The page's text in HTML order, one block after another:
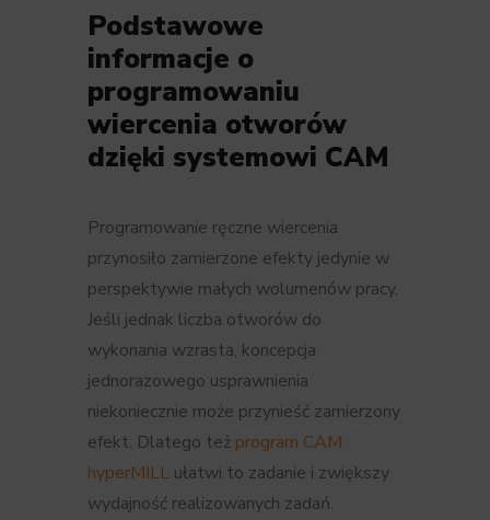
Podstawowe
informacje o
programowaniu
wiercenia otworów
dzięki systemowi CAM
Programowanie ręczne wiercenia
przynosiło zamierzone efekty jedynie w
perspektywie małych wolumenów pracy.
Jeśli jednak liczba otworów do
wykonania wzrasta, koncepcja
jednorazowego usprawnienia
niekoniecznie może przynieść zamierzony
efekt. Dlatego też program CAM
hyperMILLułatwi to zadanie i zwiększy
wydajność realizowanych zadań.